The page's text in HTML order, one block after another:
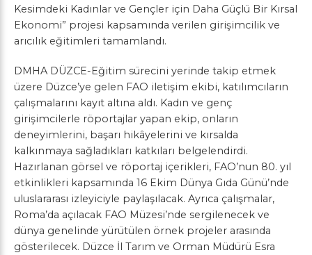
Kesimdeki Kadınlar ve Gençler için Daha Güçlü Bir Kırsal
Ekonomi” projesi kapsamında verilen girişimcilik ve
arıcılık eğitimleri tamamlandı.
DMHA DÜZCE-Eğitim sürecini yerinde takip etmek
üzere Düzce’ye gelen FAO iletişim ekibi, katılımcıların
çalışmalarını kayıt altına aldı. Kadın ve genç
girişimcilerle röportajlar yapan ekip, onların
deneyimlerini, başarı hikâyelerini ve kırsalda
kalkınmaya sağladıkları katkıları belgelendirdi.
Hazırlanan görsel ve röportaj içerikleri, FAO’nun 80. yıl
etkinlikleri kapsamında 16 Ekim Dünya Gıda Günü’nde
uluslararası izleyiciyle paylaşılacak. Ayrıca çalışmalar,
Roma’da açılacak FAO Müzesi’nde sergilenecek ve
dünya genelinde yürütülen örnek projeler arasında
gösterilecek. Düzce İl Tarım ve Orman Müdürü Esra